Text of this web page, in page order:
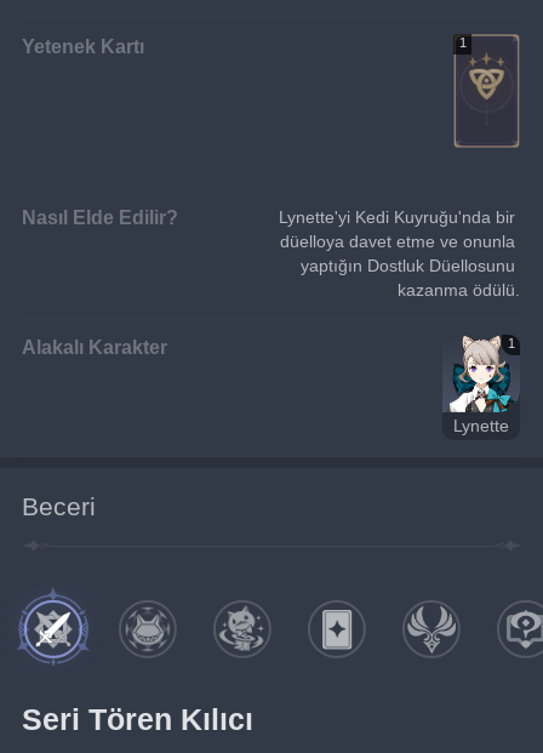
Yetenek Kartı 1
Nasıl Elde Edilir?
Lynette'yi Kedi Kuyruğu'nda bir
düelloya davet etme ve onunla
yaptığın Dostluk Düellosunu
kazanma ödülü.
Alakalı Karakter 1
Lynette
Beceri
Seri Tören Kılıcı